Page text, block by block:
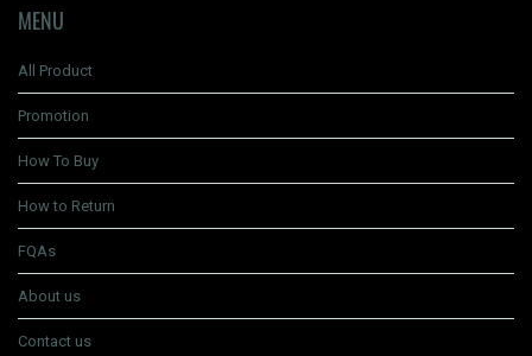
MENU
All Product
Promotion
How To Buy
How to Return
FQAs
About us
Contact us